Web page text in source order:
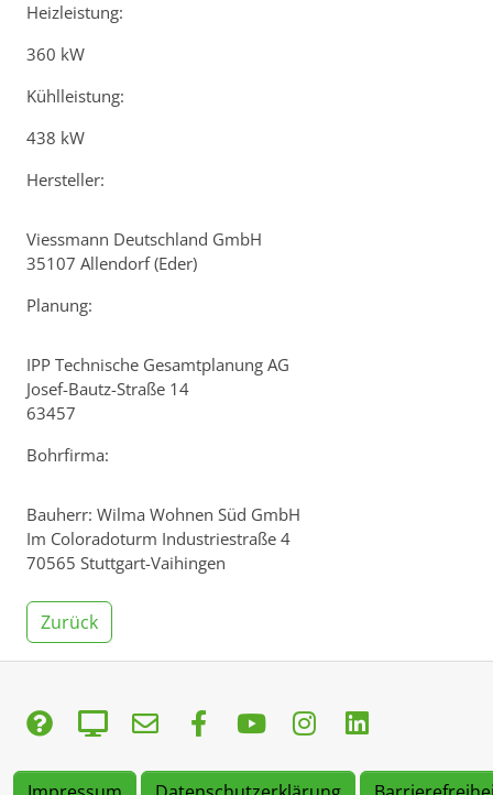
Heizleistung:
360 kW
Kühlleistung:
438 kW
Hersteller:
Viessmann Deutschland GmbH
35107 Allendorf (Eder)
Planung:
IPP Technische Gesamtplanung AG
Josef-Bautz-Straße 14
63457
Bohrfirma:
Bauherr: Wilma Wohnen Süd GmbH
Im Coloradoturm Industriestraße 4
70565 Stuttgart-Vaihingen
Zurück